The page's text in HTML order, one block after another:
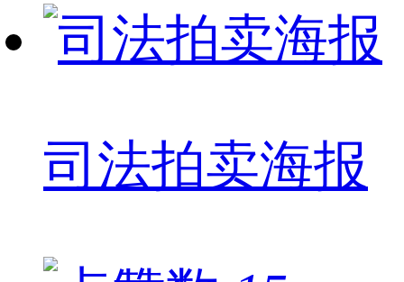
司法拍卖海报